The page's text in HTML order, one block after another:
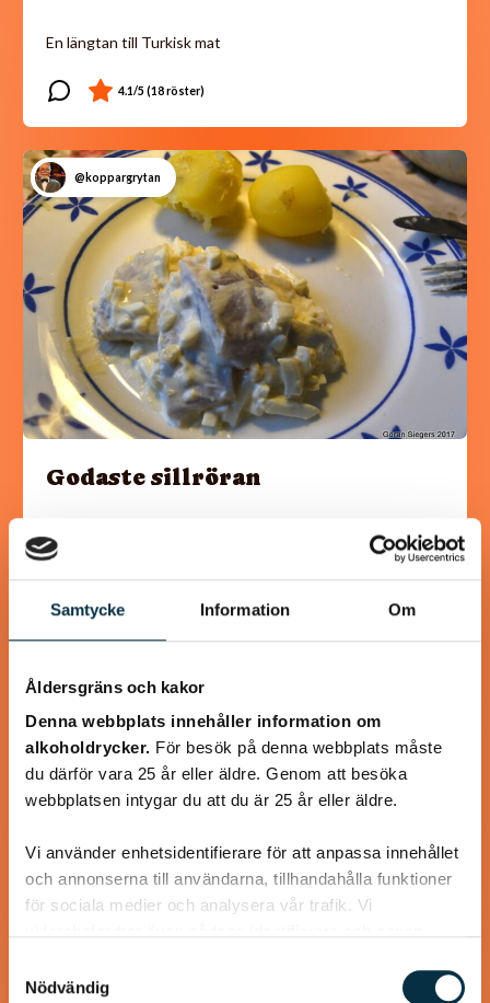
Samtycke Information Om
Åldersgräns och kakor
Denna webbplats innehåller information om
alkoholdrycker. För besök på denna webbplats måste
du därför vara 25 år eller äldre. Genom att besöka
webbplatsen intygar du att du är 25 år eller äldre.
Vi använder enhetsidentifierare för att anpassa innehållet
och annonserna till användarna, tillhandahålla funktioner
för sociala medier och analysera vår trafik. Vi
annons- och analysföretag som vi samarbetar med.
Nödvändig
En längtan till Turkisk mat
@koppargrytan
Godaste sillröran
sötpotatis